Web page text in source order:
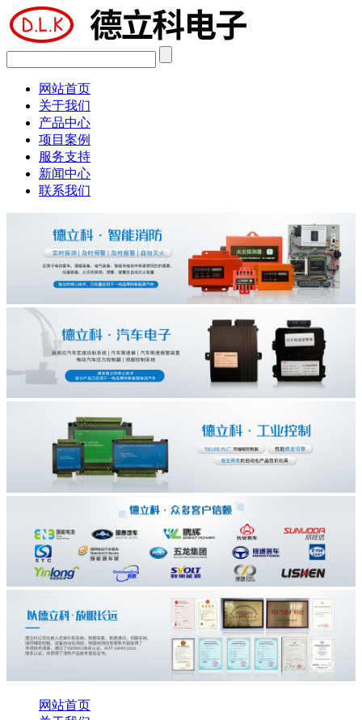
网站首页
关于我们
产品中心
项目案例
服务支持
新闻中心
联系我们
网站首页